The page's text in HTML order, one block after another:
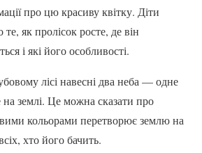
про цю красиву квітку. Діти
як пролісок росте, де він
і які його особливості.
лісі навесні два неба — одне
землі. Це можна сказати про
кольорами перетворює землю на
хто його бачить.